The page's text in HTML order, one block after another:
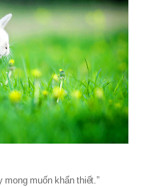
mong muốn khẩn thiết.”